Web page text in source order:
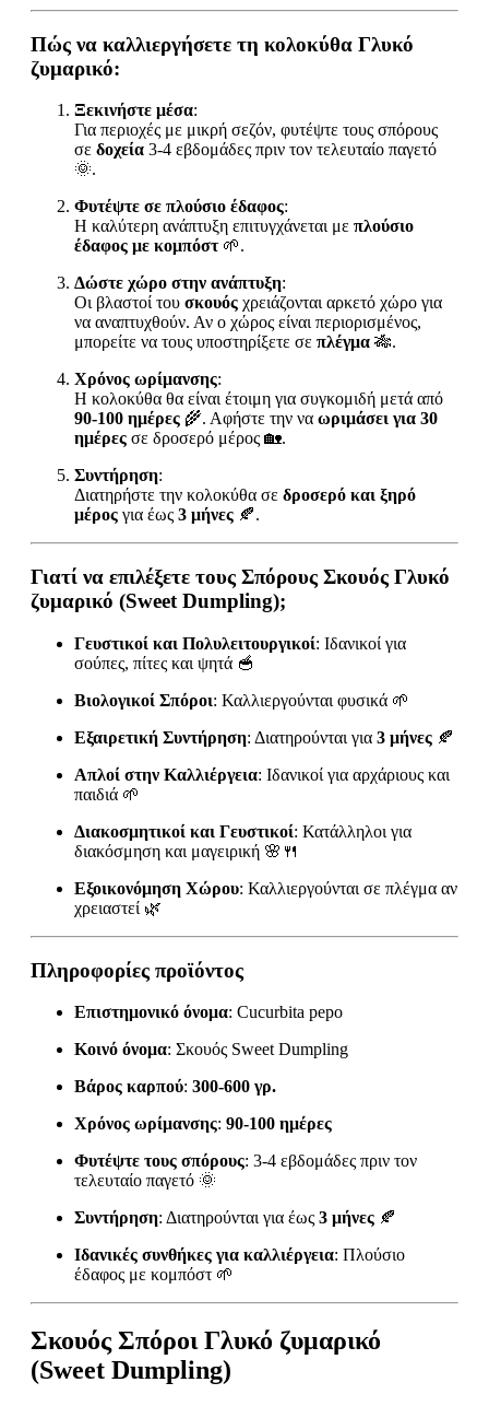
Πώς να καλλιεργήσετε τη κολοκύθα Γλυκό
ζυμαρικό:
Ξεκινήστε μέσα:
Για περιοχές με μικρή σεζόν, φυτέψτε τους σπόρους
σε δοχεία 3-4 εβδομάδες πριν τον τελευταίο παγετό
🌞.
Φυτέψτε σε πλούσιο έδαφος:
Η καλύτερη ανάπτυξη επιτυγχάνεται με πλούσιο
έδαφος με κομπόστ🌱.
Δώστε χώρο στην ανάπτυξη:
Οι βλαστοί του σκουός χρειάζονται αρκετό χώρο για
να αναπτυχθούν. Αν ο χώρος είναι περιορισμένος,
μπορείτε να τους υποστηρίξετε σε πλέγμα 🎋.
Χρόνος ωρίμανσης:
Η κολοκύθα θα είναι έτοιμη για συγκομιδή μετά από
90-100 ημέρες 🌾. Αφήστε την να ωριμάσει για 30
ημέρες σε δροσερό μέρος 🏡.
Συντήρηση:
Διατηρήστε την κολοκύθα σε δροσερό και ξηρό
μέρος για έως 3 μήνες 🍂.
Γιατί να επιλέξετε τους Σπόρους Σκουός Γλυκό
ζυμαρικό (Sweet Dumpling);
Γευστικοί και Πολυλειτουργικοί: Ιδανικοί για
σούπες, πίτες και ψητά 🥣
Βιολογικοί Σπόροι: Καλλιεργούνται φυσικά 🌱
Εξαιρετική Συντήρηση: Διατηρούνται για 3 μήνες 🍂
Απλοί στην Καλλιέργεια: Ιδανικοί για αρχάριους και
παιδιά 🌱
Διακοσμητικοί και Γευστικοί: Κατάλληλοι για
διακόσμηση και μαγειρική 🌸🍴
Εξοικονόμηση Χώρου: Καλλιεργούνται σε πλέγμα αν
χρειαστεί 🌿
Πληροφορίες προϊόντος
Επιστημονικό όνομα: Cucurbita pepo
Κοινό όνομα: Σκουός Sweet Dumpling
Βάρος καρπού: 300-600 γρ.
Χρόνος ωρίμανσης: 90-100 ημέρες
Φυτέψτε τους σπόρους: 3-4 εβδομάδες πριν τον
τελευταίο παγετό 🌞
Συντήρηση: Διατηρούνται για έως 3 μήνες 🍂
Ιδανικές συνθήκες για καλλιέργεια: Πλούσιο
έδαφος με κομπόστ 🌱
Σκουός Σπόροι Γλυκό ζυμαρικό
(Sweet Dumpling)